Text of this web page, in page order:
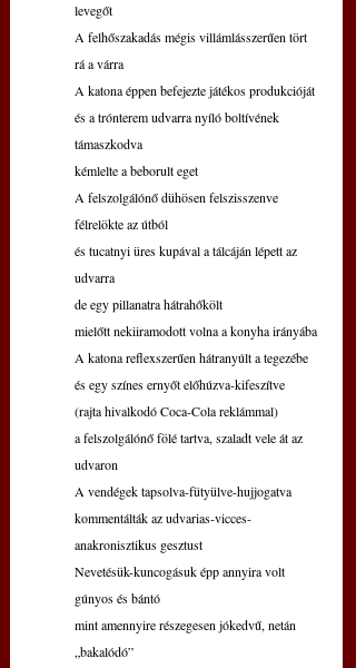
levegőt
A felhőszakadás mégis villámlásszerűen tört
rá a várra
A katona éppen befejezte játékos produkcióját
és a trónterem udvarra nyíló boltívének
támaszkodva
kémlelte a beborult eget
A felszolgálónő dühösen felszisszenve
félrelökte az útból
és tucatnyi üres kupával a tálcáján lépett az
udvarra
de egy pillanatra hátrahőkölt
mielőtt nekiiramodott volna a konyha irányába
A katona reflexszerűen hátranyúlt a tegezébe
és egy színes ernyőt előhúzva-kifeszítve
(rajta hivalkodó Coca-Cola reklámmal)
a felszolgálónő fölé tartva, szaladt vele át az
udvaron
A vendégek tapsolva-fütyülve-hujjogatva
kommentálták az udvarias-vicces-
anakronisztikus gesztust
Nevetésük-kuncogásuk épp annyira volt
gúnyos és bántó
mint amennyire részegesen jókedvű, netán
„bakalódó”